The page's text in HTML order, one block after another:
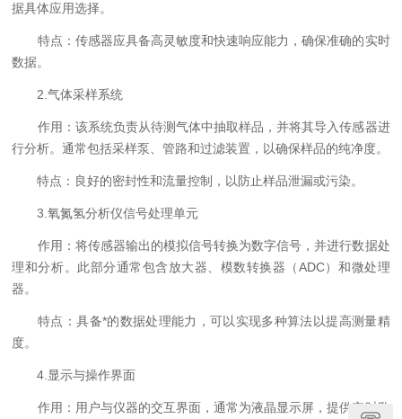
据具体应用选择。
特点：传感器应具备高灵敏度和快速响应能力，确保准确的实时
数据。
2.气体采样系统
作用：该系统负责从待测气体中抽取样品，并将其导入传感器进
行分析。通常包括采样泵、管路和过滤装置，以确保样品的纯净度。
特点：良好的密封性和流量控制，以防止样品泄漏或污染。
3.氧氮氢分析仪信号处理单元
作用：将传感器输出的模拟信号转换为数字信号，并进行数据处
理和分析。此部分通常包含放大器、模数转换器（ADC）和微处理
器。
特点：具备*的数据处理能力，可以实现多种算法以提高测量精
度。
4.显示与操作界面
作用：用户与仪器的交互界面，通常为液晶显示屏，提供实时数